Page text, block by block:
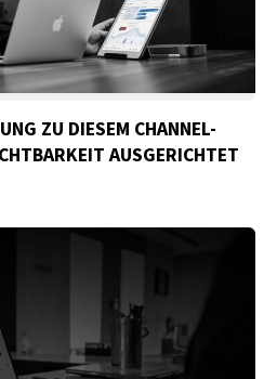
ZU DIESEM CHANNEL-
AUSGERICHTET